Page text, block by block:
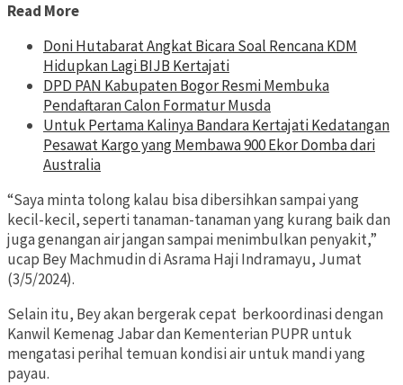
Read More
Doni Hutabarat Angkat Bicara Soal Rencana KDM
Hidupkan Lagi BIJB Kertajati
DPD PAN Kabupaten Bogor Resmi Membuka
Pendaftaran Calon Formatur Musda
Untuk Pertama Kalinya Bandara Kertajati Kedatangan
Pesawat Kargo yang Membawa 900 Ekor Domba dari
Australia
“Saya minta tolong kalau bisa dibersihkan sampai yang
kecil-kecil, seperti tanaman-tanaman yang kurang baik dan
juga genangan air jangan sampai menimbulkan penyakit,”
ucap Bey Machmudin di Asrama Haji Indramayu, Jumat
(3/5/2024).
Selain itu, Bey akan bergerak cepat berkoordinasi dengan
Kanwil Kemenag Jabar dan Kementerian PUPR untuk
mengatasi perihal temuan kondisi air untuk mandi yang
payau.